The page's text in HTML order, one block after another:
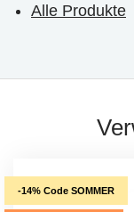
Alle Produkte
-14% Code SOMMER